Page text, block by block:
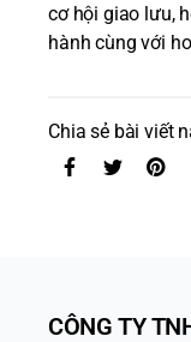
cơ hội giao lưu,
hành cùng với
Chia sẻ bài viết
CÔNG TY